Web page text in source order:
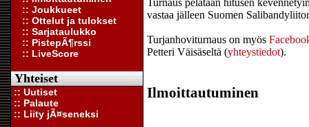
:: Joukkueet
:: Ottelut ja tulokset
:: Sarjataulukko
:: PistepÃ¶rssi
:: LiveScore
Yhteiset
:: Uutiset
:: Palaute
:: Liity jÃ¤seneksi
vastaa jälleen Suomen
Turjanhoviturnaus on myös
Petteri Väisäseltä (yhteystiedot).
Ilmoittautuminen